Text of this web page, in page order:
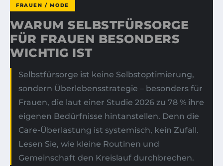
FRAUEN / MODE
WARUM SELBSTFÜRSORGE
FÜR FRAUEN BESONDERS
WICHTIG IST
Selbstfürsorge ist keine Selbstoptimierung,
sondern Überlebensstrategie – besonders für
Frauen, die laut einer Studie 2026 zu 78 % ihre
eigenen Bedürfnisse hintanstellen. Denn die
Care-Überlastung ist systemisch, kein Zufall.
Lesen Sie, wie kleine Routinen und
Gemeinschaft den Kreislauf durchbrechen.